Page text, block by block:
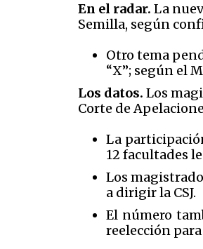
En el radar. La
Semilla, según
Otro tema
“X”; según el
Los datos. Los
Corte de
La
12 facultades
Los
a dirigir la CSJ.
El número
reelección